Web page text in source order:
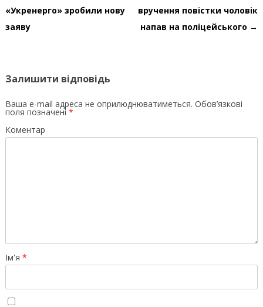
«Укренерго» зробили нову
заяву
вручення повістки чоловік
напав на поліцейського →
Залишити відповідь
Ваша e-mail адреса не оприлюднюватиметься. Обов’язкові
поля позначені *
Коментар
Ім'я *